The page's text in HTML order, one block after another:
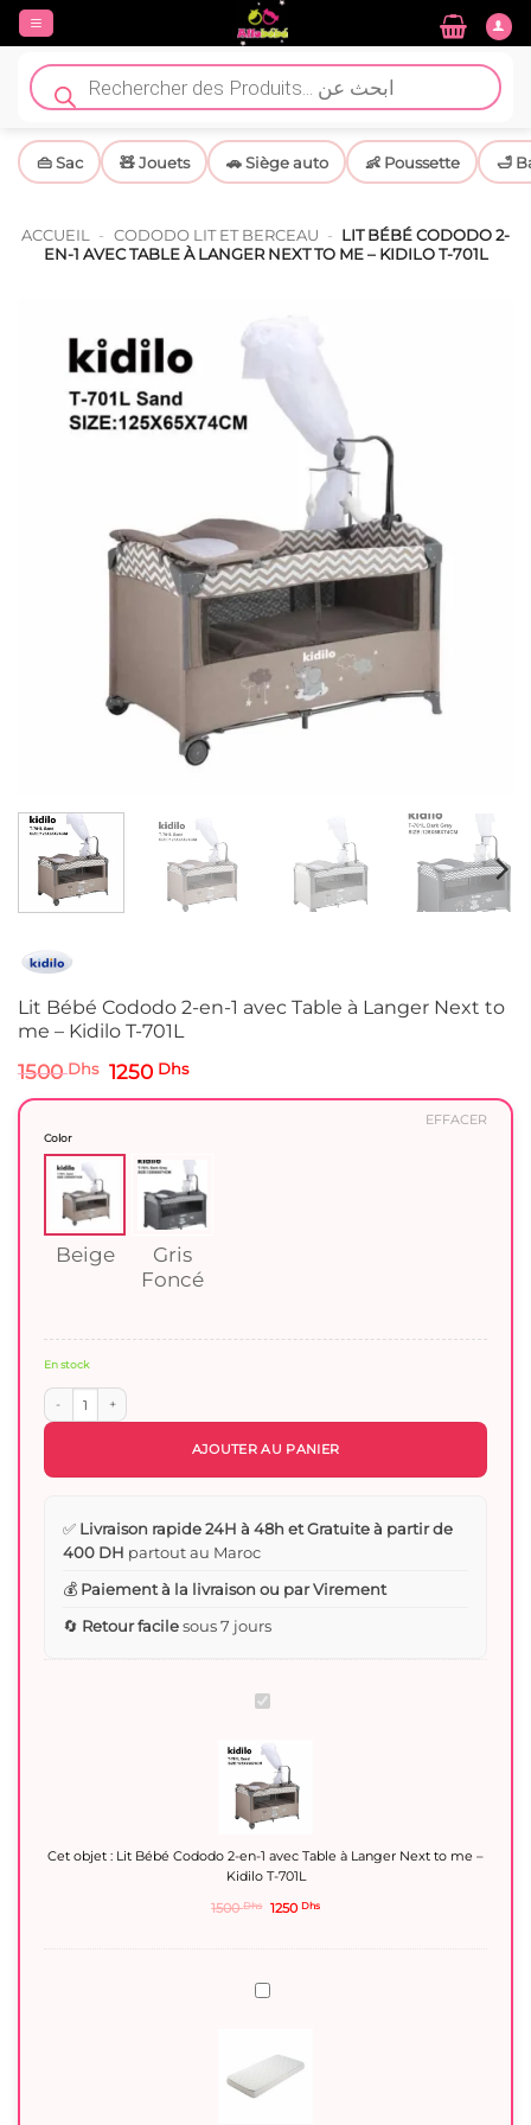
Passer
contenu
Recherche
de
produits
👜 Sac 🧸 Jouets 🚗 Siège auto 👶 Poussette 🛁
ACCUEIL - CODODO LIT ET BERCEAU - LIT BÉBÉ CODODO 2-
EN-1 AVEC TABLE À LANGER NEXT TO ME – KIDILO T-701L
Lit Bébé Cododo 2-en-1 avec Table à Langer Next to
me – Kidilo T-701L
1500Dhs Le
1250 DhsLe
Color
Beige
Gris
Foncé
EFFACER
En stock
Lit
2-
1
avec
Table
Langer
to
T-
701L
Cet objet : Lit Bébé Cododo 2-en-1 avec Table à Langer Next to me –
Kidilo T-701L
1500Dhs 1250 Dhs
Matelas
allergique
CozyMum
quantité de Lit Bébé Cododo 2-en-1 avec Table à Langer Next to me – Kidilo T-
AJOUTER AU PANIER
✅ Livraison rapide 24H à 48h et Gratuite à partir de
400 DH partout au Maroc
💰 Paiement à la livraison ou par Virement
🔄 Retour facilesous 7 jours